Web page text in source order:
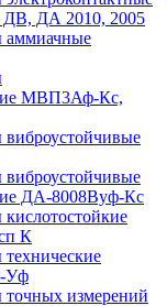
ДВ, ДА 2010, 2005
аммиачные
МВП3Аф-Кс,
ДА-8008Вуф-Кс
К
Уф
измерений